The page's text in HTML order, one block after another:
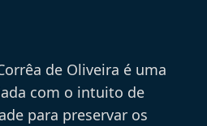
de Oliveira é uma
com o intuito de
para preservar os